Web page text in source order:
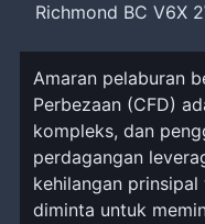
Richmond BC V6X
Amaran pelaburan
Perbezaan (CFD)
kompleks, dan
perdagangan
kehilangan
diminta untuk